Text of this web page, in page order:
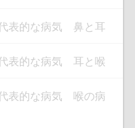
表的な病気 鼻と耳
表的な病気 耳と喉
表的な病気 喉の病